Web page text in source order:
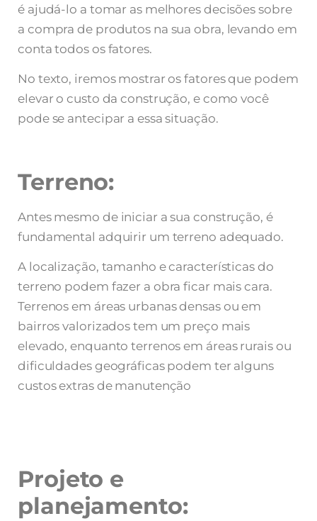
é ajudá-lo a tomar as melhores decisões sobre
a compra de produtos na sua obra, levando em
conta todos os fatores.
No texto, iremos mostrar os fatores que podem
elevar o custo da construção, e como você
pode se antecipar a essa situação.
Terreno:
Antes mesmo de iniciar a sua construção, é
fundamental adquirir um terreno adequado.
A localização, tamanho e características do
terreno podem fazer a obra ficar mais cara.
Terrenos em áreas urbanas densas ou em
bairros valorizados tem um preço mais
elevado, enquanto terrenos em áreas rurais ou
dificuldades geográficas podem ter alguns
custos extras de manutenção
Projeto e
planejamento: